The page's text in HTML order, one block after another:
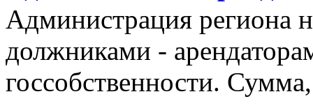
Администрация региона
должниками -
госсобственности.